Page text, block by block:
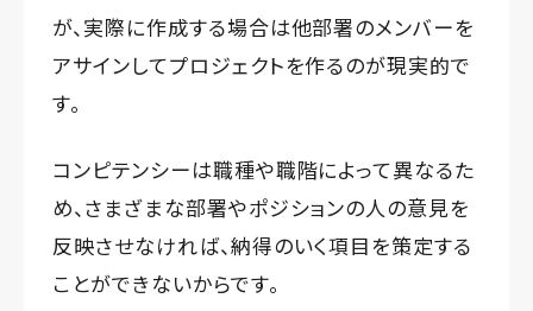
が、実際に作成する場合は他部署のメンバーを
アサインしてプロジェクトを作るのが現実的で
す。
コンピテンシーは職種や職階によって異なるた
め、さまざまな部署やポジションの人の意見を
反映させなければ、納得のいく項目を策定する
ことができないからです。